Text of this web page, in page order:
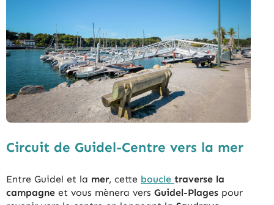
Circuit de Guidel-Centre vers la mer
Entre Guidel et la mer, cette boucle traverse la
campagne et vous mènera vers Guidel-Plages pour